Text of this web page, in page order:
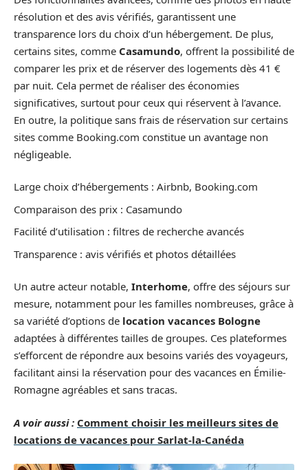
résolution et des avis vérifiés, garantissent une
transparence lors du choix d’un hébergement. De plus,
certains sites, comme Casamundo, offrent la possibilité de
comparer les prix et de réserver des logements dès 41 €
par nuit. Cela permet de réaliser des économies
significatives, surtout pour ceux qui réservent à l’avance.
En outre, la politique sans frais de réservation sur certains
sites comme Booking.com constitue un avantage non
négligeable.
Large choix d’hébergements : Airbnb, Booking.com
Comparaison des prix : Casamundo
Facilité d’utilisation : filtres de recherche avancés
Transparence : avis vérifiés et photos détaillées
Un autre acteur notable, Interhome, offre des séjours sur
mesure, notamment pour les familles nombreuses, grâce à
sa variété d’options de location vacances Bologne
adaptées à différentes tailles de groupes. Ces plateformes
s’efforcent de répondre aux besoins variés des voyageurs,
facilitant ainsi la réservation pour des vacances en Émilie-
Romagne agréables et sans tracas.
A voir aussi : Comment choisir les meilleurs sites de
locations de vacances pour Sarlat-la-Canéda